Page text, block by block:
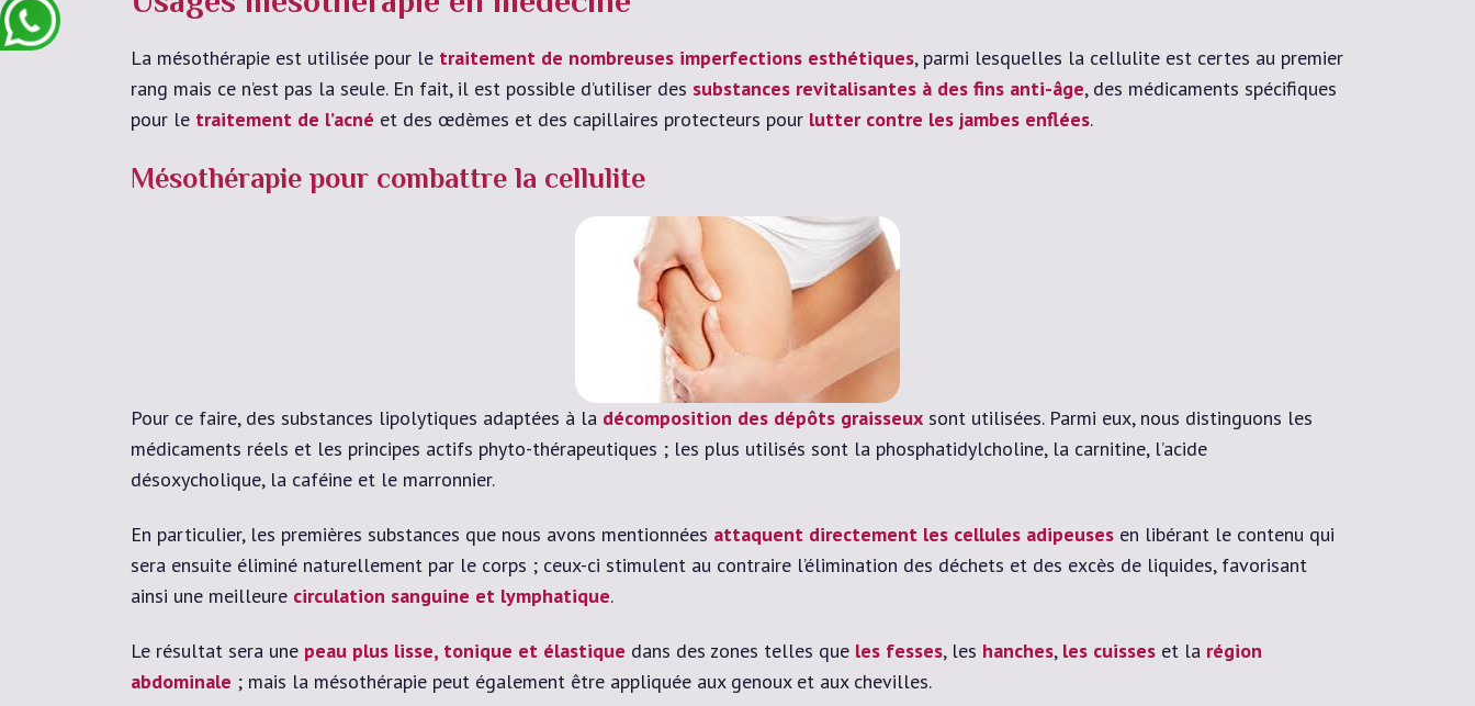
La mésothérapie est utilisée pour le traitement de nombreuses imperfections esthétiques, parmi lesquelles la cellulite est certes au premier
rang mais ce n’est pas la seule. En fait, il est possible d’utiliser des substances revitalisantes à des fins anti-âge, des médicaments spécifiques
pour le traitement de l’acné et des œdèmes et des capillaires protecteurs pour lutter contre les jambes enflées.
Mésothérapie pour combattre la cellulite
Pour ce faire, des substances lipolytiques adaptées à la décomposition des dépôts graisseux sont utilisées. Parmi eux, nous distinguons les
médicaments réels et les principes actifs phyto-thérapeutiques ; les plus utilisés sont la phosphatidylcholine, la carnitine, l’acide
désoxycholique, la caféine et le marronnier.
En particulier, les premières substances que nous avons mentionnées attaquent directement les cellules adipeuses en libérant le contenu qui
sera ensuite éliminé naturellement par le corps ; ceux-ci stimulent au contraire l’élimination des déchets et des excès de liquides, favorisant
ainsi une meilleure circulation sanguine et lymphatique.
Le résultat sera une peau plus lisse, tonique et élastique dans des zones telles que les fesses, les hanches, les cuisses et la région
abdominale ; mais la mésothérapie peut également être appliquée aux genoux et aux chevilles.